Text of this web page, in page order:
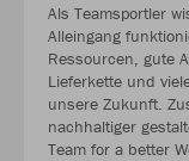
Als Teamsportler
Alleingang
Ressourcen, gute
Lieferkette und
unsere Zukunft.
nachhaltiger
Team for a better